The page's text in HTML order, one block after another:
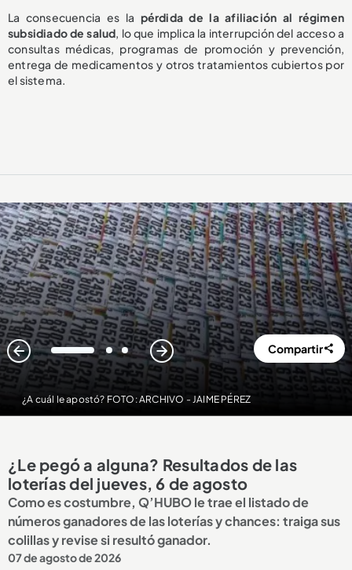
La consecuencia es la pérdida de la afiliación al régimen
subsidiado de salud, lo que implica la interrupción del acceso a
consultas médicas, programas de promoción y prevención,
entrega de medicamentos y otros tratamientos cubiertos por
el sistema.
¿A cuál le apostó? FOTO: ARCHIVO - JAIME PÉREZ
1 2 3 Compartir
¿Le pegó a alguna? Resultados de las
loterías del jueves, 6 de agosto
Como es costumbre, Q’HUBO le trae el listado de
números ganadores de las loterías y chances: traiga sus
colillas y revise si resultó ganador.
07 de agosto de 2026